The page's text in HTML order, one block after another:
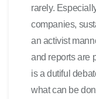
rarely.
companies,
an activist
and reports are
is a dutiful
what can be